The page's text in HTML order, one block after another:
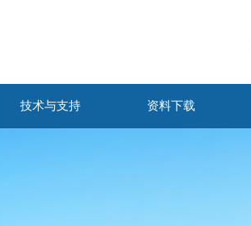
技术与支持 资料下载